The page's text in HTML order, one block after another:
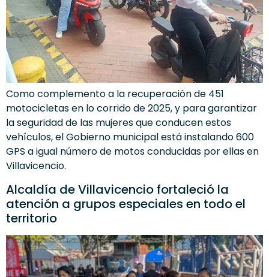
Como complemento a la recuperación de 451
motocicletas en lo corrido de 2025, y para garantizar
la seguridad de las mujeres que conducen estos
vehículos, el Gobierno municipal está instalando 600
GPS a igual número de motos conducidas por ellas en
Villavicencio.
Alcaldía de Villavicencio fortaleció la
atención a grupos especiales en todo el
territorio